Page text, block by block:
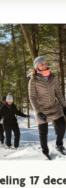
17